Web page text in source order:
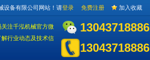
设备有限公司网站！请登录 免费注册 加入收藏
注千泓机械官方微
行业动态及技术信
13043718886
13043718886